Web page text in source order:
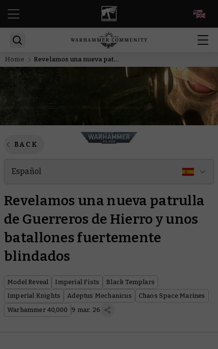
Home Revelamos una nueva patrulla de Guerreros de Hierro y unos batallones fuertemente blindados
BACK
Español
Revelamos una nueva patrulla
de Guerreros de Hierro y unos
batallones fuertemente
blindados
Model Reveal Imperial Fists
Black Templars
Imperial Knights
Adeptus Mechanicus
Chaos Space Marines
Warhammer 40,000
9 mar. 26